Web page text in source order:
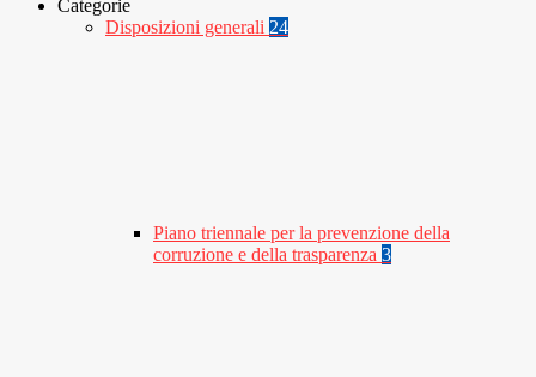
Categorie
Disposizioni generali 24
Piano triennale per la prevenzione della
corruzione e della trasparenza 3